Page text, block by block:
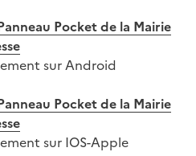
Pocket de la Mairie
sur Android
Pocket de la Mairie
sur IOS-Apple